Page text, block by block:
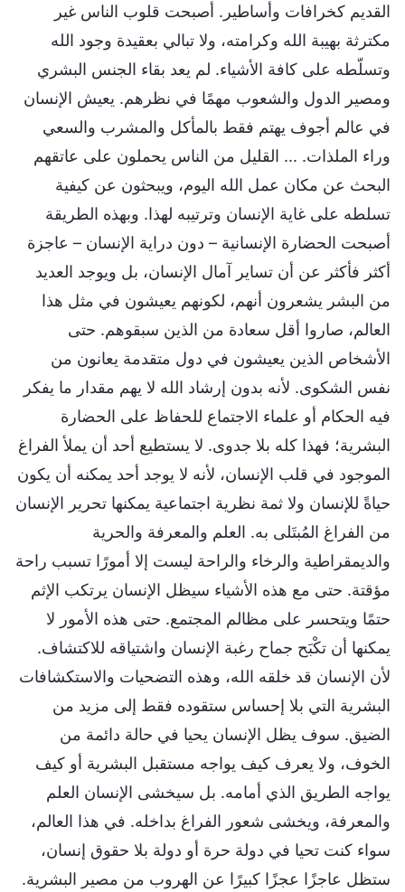
القديم كخرافات وأساطير. أصبحت قلوب الناس غير
مكترثة بهيبة الله وكرامته، ولا تبالي بعقيدة وجود الله
وتسلّطه على كافة الأشياء. لم يعد بقاء الجنس البشري
ومصير الدول والشعوب مهمًا في نظرهم. يعيش الإنسان
في عالم أجوف يهتم فقط بالمأكل والمشرب والسعي
وراء الملذات. ... القليل من الناس يحملون على عاتقهم
البحث عن مكان عمل الله اليوم، ويبحثون عن كيفية
تسلطه على غاية الإنسان وترتيبه لهذا. وبهذه الطريقة
أصبحت الحضارة الإنسانية – دون دراية الإنسان – عاجزة
أكثر فأكثر عن أن تساير آمال الإنسان، بل ويوجد العديد
من البشر يشعرون أنهم، لكونهم يعيشون في مثل هذا
العالم، صاروا أقل سعادة من الذين سبقوهم. حتى
الأشخاص الذين يعيشون في دول متقدمة يعانون من
نفس الشكوى. لأنه بدون إرشاد الله لا يهم مقدار ما يفكر
فيه الحكام أو علماء الاجتماع للحفاظ على الحضارة
البشرية؛ فهذا كله بلا جدوى. لا يستطيع أحد أن يملأ الفراغ
الموجود في قلب الإنسان، لأنه لا يوجد أحد يمكنه أن يكون
حياةً للإنسان ولا ثمة نظرية اجتماعية يمكنها تحرير الإنسان
من الفراغ المُبتَلى به. العلم والمعرفة والحرية
والديمقراطية والرخاء والراحة ليست إلا أمورًا تسبب راحة
مؤقتة. حتى مع هذه الأشياء سيظل الإنسان يرتكب الإثم
حتمًا ويتحسر على مظالم المجتمع. حتى هذه الأمور لا
يمكنها أن تكْبَح جماح رغبة الإنسان واشتياقه للاكتشاف.
لأن الإنسان قد خلقه الله، وهذه التضحيات والاستكشافات
البشرية التي بلا إحساس ستقوده فقط إلى مزيد من
الضيق. سوف يظل الإنسان يحيا في حالة دائمة من
الخوف، ولا يعرف كيف يواجه مستقبل البشرية أو كيف
يواجه الطريق الذي أمامه. بل سيخشى الإنسان العلم
والمعرفة، ويخشى شعور الفراغ بداخله. في هذا العالم،
سواء كنت تحيا في دولة حرة أو دولة بلا حقوق إنسان،
ستظل عاجزًا عجزًا كبيرًا عن الهروب من مصير البشرية.